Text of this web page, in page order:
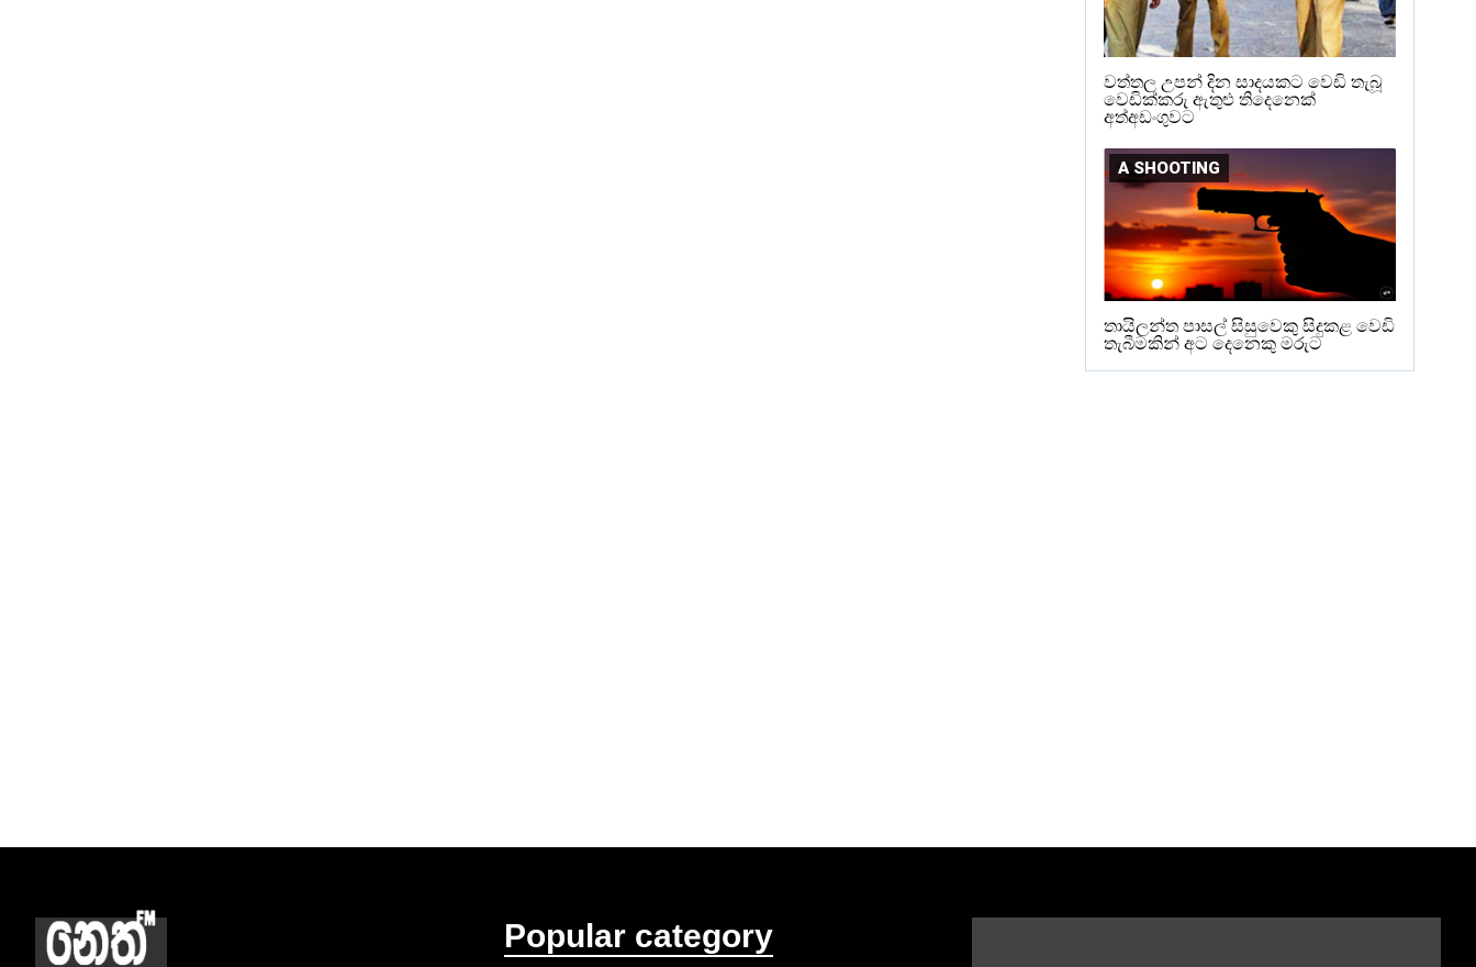
වත්තල උපන් දින සාදයකට වෙඩි තැබූ
වෙඩික්කරු ඇතුළු තිදෙනෙක්
අත්අඩංගුවට
A SHOOTING
තායිලන්ත පාසල් සිසුවෙකු සිදුකළ වෙඩි
තැබීමකින් අට දෙනෙකු මරුට
Popular category